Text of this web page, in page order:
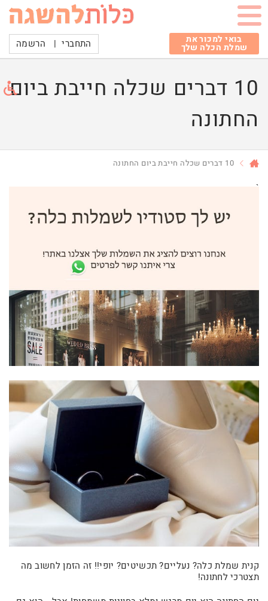
בואי למכור את
שמלת הכלה שלך התחברי | הרשמה
10 דברים שכלה חייבת ביום
החתונה
10 דברים שכלה חייבת ביום החתונה
`
קנית שמלת כלה? נעליים? תכשיטים? יופי!! זה הזמן לחשוב מה
תצטרכי לחתונה!